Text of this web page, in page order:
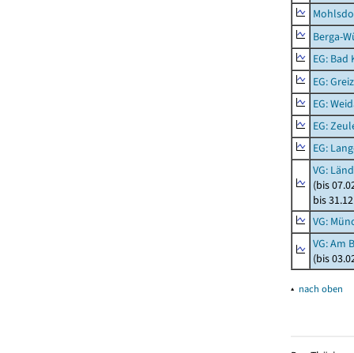
Berga-
EG:
EG:
EG:
EG:
EG:
VG:
(bis
bis
VG:
VG: Am
(bis
▴ nach oben